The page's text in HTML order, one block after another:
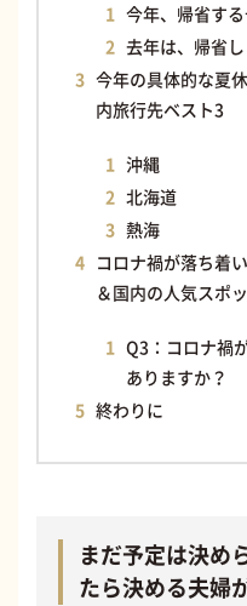
今年、帰省す
去年は、帰省
今年の具体的な夏
内旅行先ベスト3
沖縄
北海道
熱海
コロナ禍が落ち着
＆国内の人気スポ
Q3：コロナ禍
ありますか？
終わりに
まだ予定は決め
たら決める夫婦